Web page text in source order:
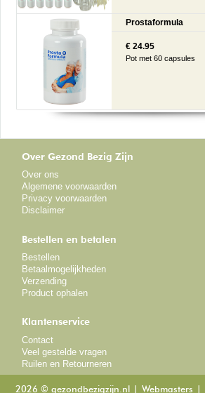
Prostaformula
€ 24.95
Pot met 60 capsules
Over Gezond Bezig Zijn
Over ons
Algemene voorwaarden
Privacy voorwaarden
Disclaimer
Bestellen en betalen
Bestellen
Betaalmogelijkheden
Verzending
Product ophalen
Klantenservice
Contact
Veel gestelde vragen
Ruilen en Retourneren
2026 © gezondbezigzijn.nl Webmasters